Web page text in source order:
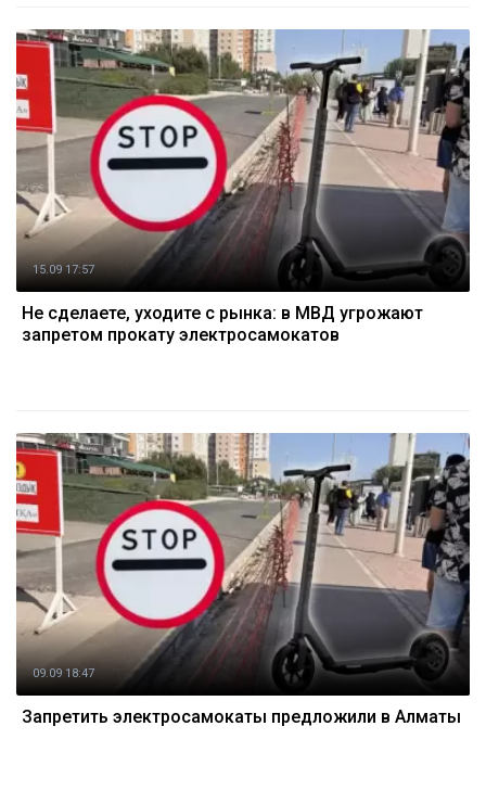
15.09 17:57
Не сделаете, уходите с рынка: в МВД угрожают
запретом прокату электросамокатов
09.09 18:47
Запретить электросамокаты предложили в Алматы